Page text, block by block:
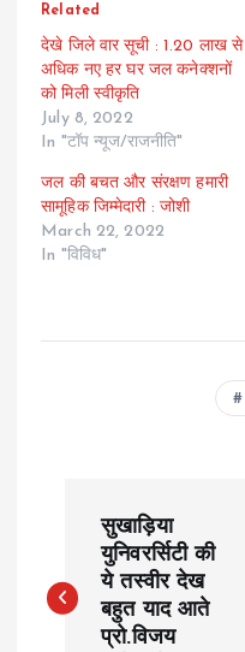
Related
देखे जिले वार सूची : 1.20 लाख से
अधिक नए हर घर जल कनेक्शनों
को मिली स्वीकृति
July 8, 2022
In "टॉप न्यूज/राजनीति"
जल की बचत और संरक्षण हमारी
सामूहिक जिम्मेदारी : जोशी
March 22, 2022
In "विविध"
s
सुखाड़िया
युनिवरर्सिटी की
ये तस्वीर देख
बहुत याद आते
प्रो.विजय